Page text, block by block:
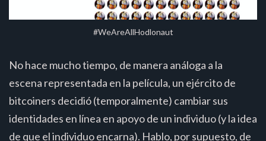
#WeAreAllHodlonaut
No hace mucho tiempo, de manera análoga a la
escena representada en la película, un ejército de
bitcoiners decidió (temporalmente) cambiar sus
identidades en línea en apoyo de un individuo (y la idea
de que el individuo encarna). Hablo, por supuesto, de